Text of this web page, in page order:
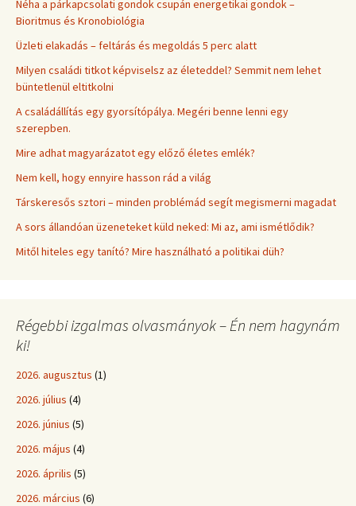
Néha a párkapcsolati gondok csupán energetikai gondok –
Bioritmus és Kronobiológia
Üzleti elakadás – feltárás és megoldás 5 perc alatt
Milyen családi titkot képviselsz az életeddel? Semmit nem lehet
büntetlenül eltitkolni
A családállítás egy gyorsítópálya. Megéri benne lenni egy
szerepben.
Mire adhat magyarázatot egy előző életes emlék?
Nem kell, hogy ennyire hasson rád a világ
Társkeresős sztori – minden problémád segít megismerni magadat
A sors állandóan üzeneteket küld neked: Mi az, ami ismétlődik?
Mitől hiteles egy tanító? Mire használható a politikai düh?
Régebbi izgalmas olvasmányok – Én nem hagynám
ki!
2026. augusztus (1)
2026. július (4)
2026. június (5)
2026. május (4)
2026. április (5)
2026. március (6)